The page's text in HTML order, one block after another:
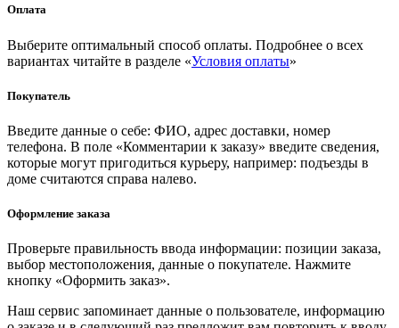
Оплата
Выберите оптимальный способ оплаты. Подробнее о всех
вариантах читайте в разделе «Условия оплаты»
Покупатель
Введите данные о себе: ФИО, адрес доставки, номер
телефона. В поле «Комментарии к заказу» введите сведения,
которые могут пригодиться курьеру, например: подъезды в
доме считаются справа налево.
Оформление заказа
Проверьте правильность ввода информации: позиции заказа,
выбор местоположения, данные о покупателе. Нажмите
кнопку «Оформить заказ».
Наш сервис запоминает данные о пользователе, информацию